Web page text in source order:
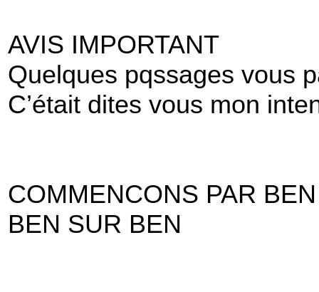
AVIS IMPORTANT
Quelques pqssages vous
C’était dites vous mon
COMMENCONS PAR
BEN SUR BEN